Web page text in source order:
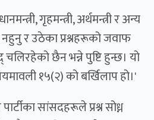
गृहमन्त्री, अर्थमन्त्री र अन्य
नहुनु र उठेका प्रश्नहरूको जवाफ
छैन भन्ने पुष्टि हुन्छ। यो
१५(२) को बर्खिलाप हो।'
सांसदहरूले प्रश्न सोध्न